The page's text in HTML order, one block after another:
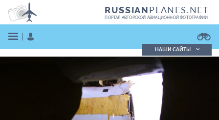
RUSSIANPLANES.NET
ПОРТАЛ АВТОРСКОЙ АВИАЦИОННОЙ ФОТОГРАФИИ
ВОЙТИ
Поиск в реестре
Кратко
Подробно
НАШИ САЙТЫ